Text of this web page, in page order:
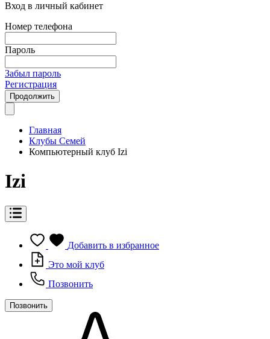
Вход в личный кабинет
Номер телефона
Пароль
Забыл пароль
Регистрация
Продолжить
Главная
Клубы Семей
Компьютерный клуб Izi
Izi
Добавить в избранное
Это мой клуб
Позвонить
Позвонить